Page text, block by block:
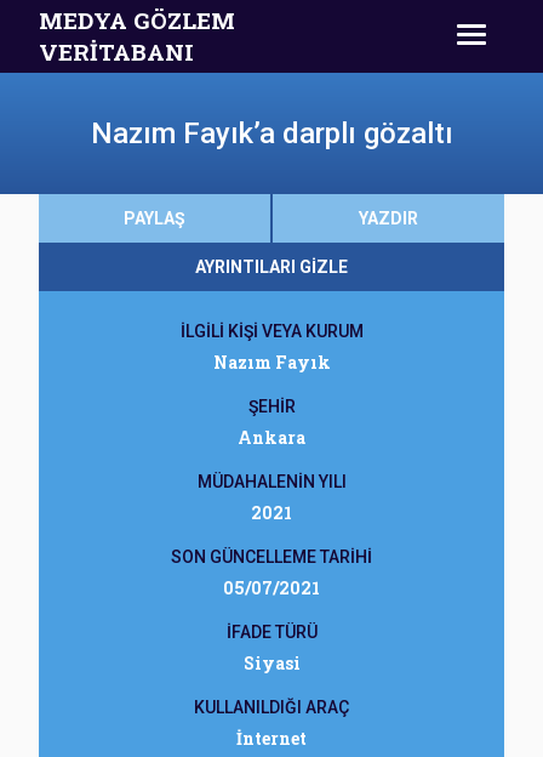
MEDYA GÖZLEM
VERİTABANI
Nazım Fayık’a darplı gözaltı
PAYLAŞ YAZDIR
AYRINTILARI GİZLE
İLGİLİ KİŞİ VEYA KURUM
Nazım Fayık
ŞEHİR
Ankara
MÜDAHALENİN YILI
2021
SON GÜNCELLEME TARİHİ
05/07/2021
İFADE TÜRÜ
Siyasi
KULLANILDIĞI ARAÇ
İnternet